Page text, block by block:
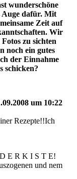
wunderschöne
Auge dafür. Mit
Zeit auf
Wir
zu sichten
noch ein gutes
der Einnahme
schicken?
um 10:22
Rezepte!!Ich
E R K I S T E!
und nem